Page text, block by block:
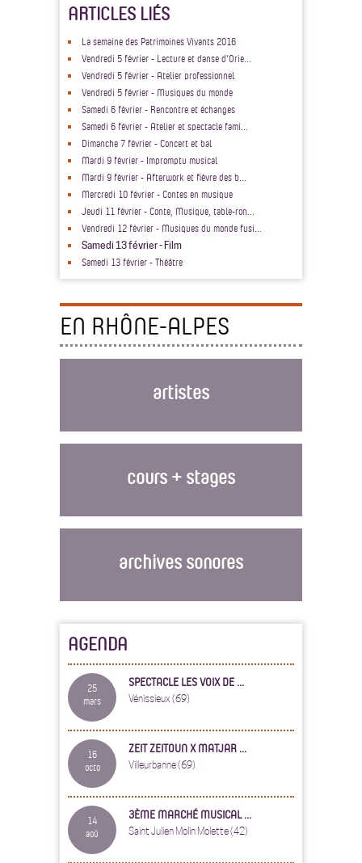
ARTICLES LIÉS
La semaine des Patrimoines Vivants 2016
Vendredi 5 février - Lecture et danse d'Orie...
Vendredi 5 février - Atelier professionnel
Vendredi 5 février - Musiques du monde
Samedi 6 février - Rencontre et échanges
Samedi 6 février - Atelier et spectacle fami...
Dimanche 7 février - Concert et bal
Mardi 9 février - Impromptu musical
Mardi 9 février - Afterwork et fièvre des b...
Mercredi 10 février - Contes en musique
Jeudi 11 février - Conte, Musique, table-ron...
Vendredi 12 février - Musiques du monde fusi...
Samedi 13 février - Film
Samedi 13 février - Théâtre
EN RHÔNE-ALPES
artistes
cours + stages
archives sonores
AGENDA
25
mars
SPECTACLE LES VOIX DE ...
Vénissieux (69)
16
octo
ZEIT ZEITOUN X MATJAR ...
Villeurbanne (69)
14
aoû
3ÈME MARCHÉ MUSICAL ...
Saint Julien Molin Molette (42)